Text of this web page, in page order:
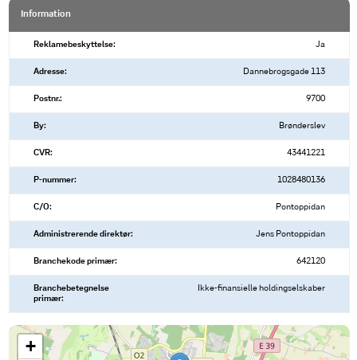
Information
Reklamebeskyttelse: Ja
Adresse: Dannebrogsgade 113
Postnr.: 9700
By: Brønderslev
CVR: 43441221
P-nummer: 1028480136
C/O: Pontoppidan
Administrerende direktør: Jens Pontoppidan
Branchekode primær: 642120
Branchebetegnelse
primær:
Ikke-finansielle holdingselskaber
+